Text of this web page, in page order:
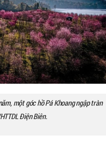
một góc hồ Pá Khoang ngập tràn
Điện Biên.